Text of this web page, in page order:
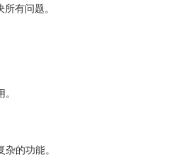
有问题。
的功能。